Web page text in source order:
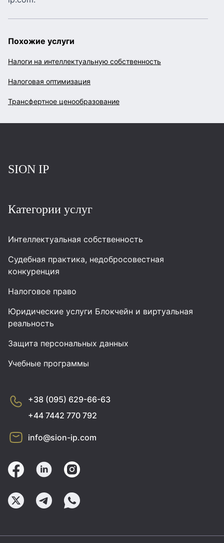
Похожие услуги
Налоги на интеллектуальную собственность
Налоговая оптимизация
Трансфертное ценообразование
SION IP
Категории услуг
Интеллектуальная собственность
Судебная практика, недобросовестная
конкуренция
Налоговое право
Юридические услуги Блокчейн и виртуальная
реальность
Защита персональных данных
Учебные программы
+38 (095) 629-66-63
+44 7442 770 792
info@sion-ip.com